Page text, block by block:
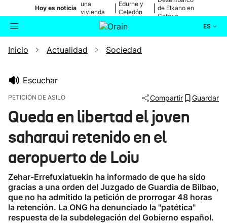
Hoy es noticia
una
vivienda
de Bilbao
Edurne y
Celedón
de Elkano en
Getaria
ES
Buscador Actualidad
Ikusmiran
Eguraldia
Inicio Actualidad Sociedad
Escuchar
PETICIÓN DE ASILO Compartir Guardar
Queda en libertad el joven
saharaui retenido en el
aeropuerto de Loiu
Zehar-Errefuxiatuekin ha informado de que ha sido
gracias a una orden del Juzgado de Guardia de Bilbao,
que no ha admitido la petición de prorrogar 48 horas
la retención. La ONG ha denunciado la "patética"
respuesta de la subdelegación del Gobierno español.